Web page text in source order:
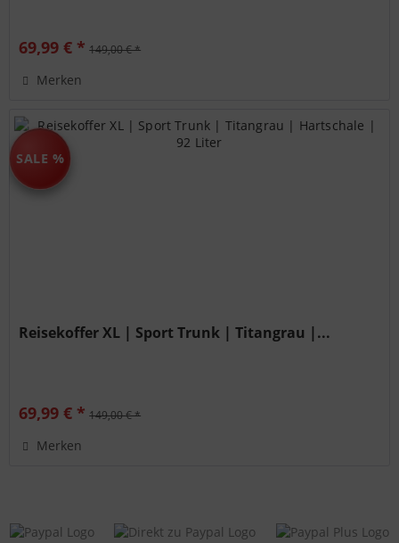
69,99 € * 149,00 € *
Merken
SALE %
Reisekoffer XL | Sport Trunk | Titangrau |...
69,99 € * 149,00 € *
Merken